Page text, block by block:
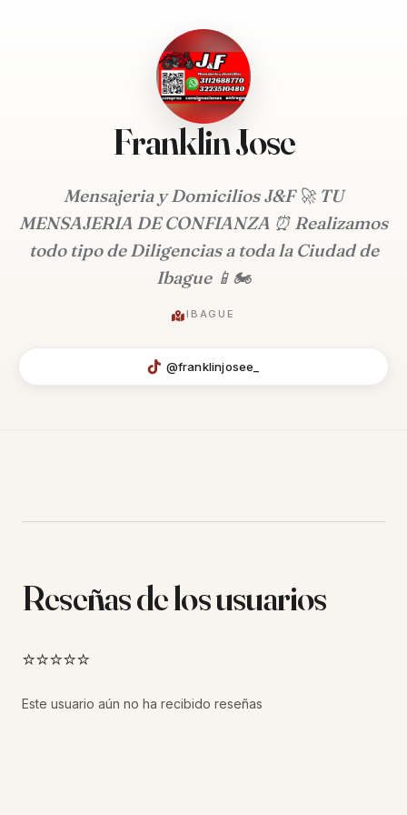
Franklin Jose
Mensajeria y Domicilios J&F 🚀 TU
MENSAJERIA DE CONFIANZA ⏰ Realizamos
todo tipo de Diligencias a toda la Ciudad de
Ibague 📱🏍️
IBAGUE
@franklinjosee_
Reseñas de los usuarios
⭐⭐⭐⭐⭐
Este usuario aún no ha recibido reseñas